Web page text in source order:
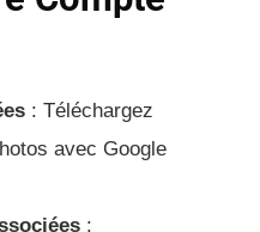
: Téléchargez
avec Google
: